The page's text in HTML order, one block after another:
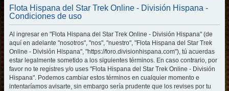
Flota Hispana del Star Trek Online - División Hispana -
Condiciones de uso
Al ingresar en "Flota Hispana del Star Trek Online - División Hispana" (de
aquí en adelante "nosotros", "nos", "nuestro", "Flota Hispana del Star Trek
Online - División Hispana", "https://foro.divisionhispana.com"), tú acuerdas
estar legalmente sometido a los siguientes términos. En caso contrario, por
favor no te registres y/o uses "Flota Hispana del Star Trek Online - División
Hispana". Podemos cambiar estos términos en cualquier momento e
intentaríamos avisarte, sin embargo sería prudente que los revises por tu